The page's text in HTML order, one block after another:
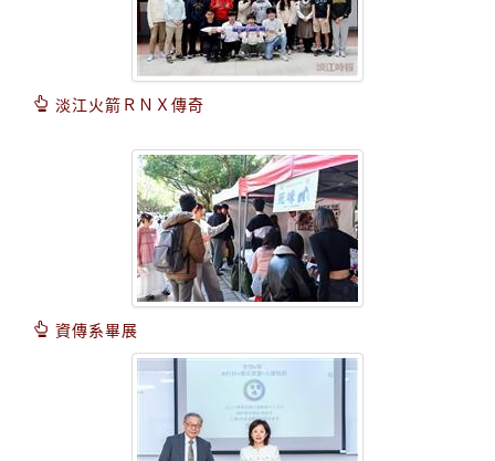
淡江火箭ＲＮＸ傳奇
資傳系畢展